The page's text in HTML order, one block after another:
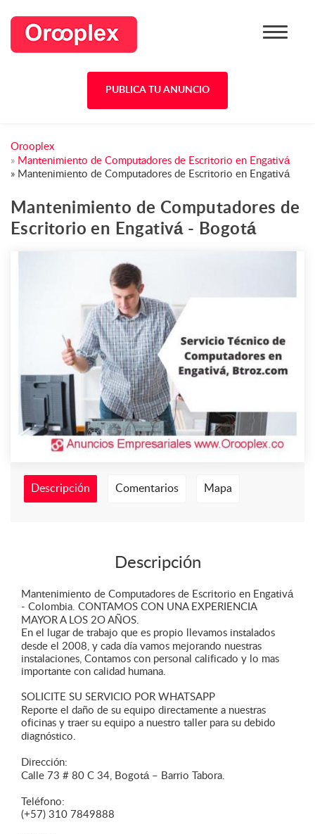
PUBLICA TU ANUNCIO
Orooplex
» Mantenimiento de Computadores de Escritorio en Engativá
» Mantenimiento de Computadores de Escritorio en Engativá
Mantenimiento de Computadores de
Escritorio en Engativá - Bogotá
Descripción Comentarios Mapa
Descripción
Mantenimiento de Computadores de Escritorio en Engativá
- Colombia. CONTAMOS CON UNA EXPERIENCIA
MAYOR A LOS 2O AÑOS.
En el lugar de trabajo que es propio llevamos instalados
desde el 2008, y cada día vamos mejorando nuestras
instalaciones, Contamos con personal calificado y lo mas
importante con calidad humana.
SOLICITE SU SERVICIO POR WHATSAPP
Reporte el daño de su equipo directamente a nuestras
oficinas y traer su equipo a nuestro taller para su debido
diagnóstico.
Dirección:
Calle 73 # 80 C 34, Bogotá – Barrio Tabora.
Teléfono:
(+57) 310 7849888